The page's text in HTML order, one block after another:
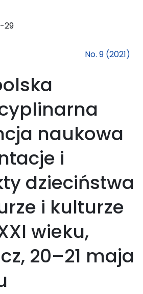
29
No. 9 (2021)
naukowa
i
dzieciństwa
i kulturze
wieku,
20–21 maja